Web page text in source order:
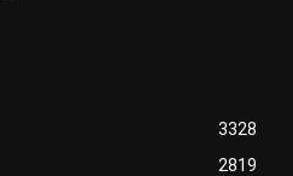
3328
2819